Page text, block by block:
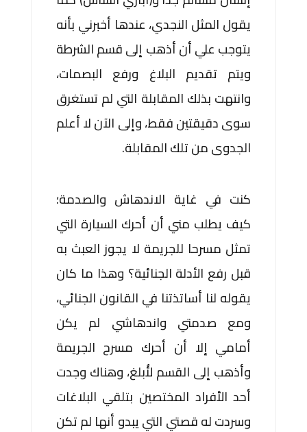
يقول المثل النجدي، عندها أخبرني بأنه
يتوجب علي أن أذهب إلى قسم الشرطة
ويتم تقديم البلاغ ورفع البصمات،
وانتهت بذلك المقابلة التي لم تستغرق
سوى دقيقتين فقط، وإلى الآن لا أعلم
الجدوى من تلك المقابلة.
كنت في غاية الاندهاش والصدمة؛
كيف يطلب مني أن أحرك السيارة التي
تمثل مسرحا للجريمة لا يجوز العبث به
قبل رفع الأدلة الجنائية؟ وهذا ما كان
يقوله لنا أساتذتنا في القانون الجنائي،
ومع صدمتي واندهاشي لم يكن
أمامي إلا أن أحرك مسرح الجريمة
وأذهب إلى القسم لأُبلغ، وهناك وجدت
أحد الأفراد المختصين بتلقي البلاغات
وسردت له قصتي التي يبدو أنها لم تكن